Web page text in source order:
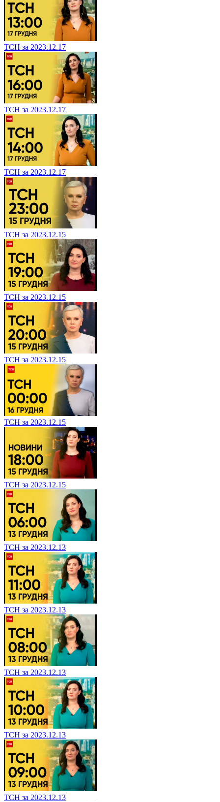
ТСН за 2023.12.17
ТСН за 2023.12.17
ТСН за 2023.12.17
ТСН за 2023.12.15
ТСН за 2023.12.15
ТСН за 2023.12.15
ТСН за 2023.12.15
ТСН за 2023.12.15
ТСН за 2023.12.13
ТСН за 2023.12.13
ТСН за 2023.12.13
ТСН за 2023.12.13
ТСН за 2023.12.13